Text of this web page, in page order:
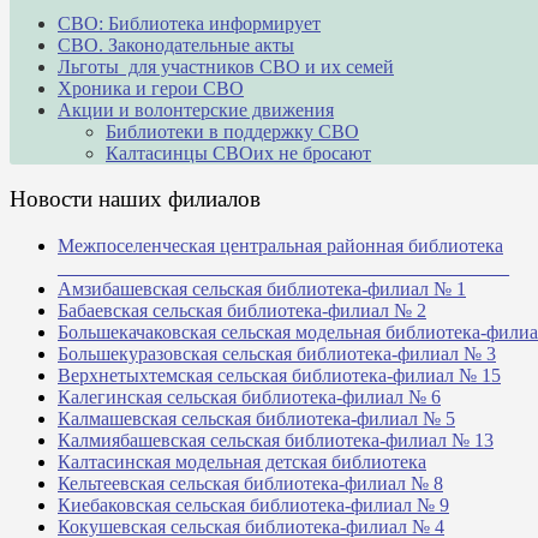
СВО: Библиотека информирует
СВО. Законодательные акты
Льготы для участников СВО и их семей
Хроника и герои СВО
Акции и волонтерские движения
Библиотеки в поддержку СВО
Калтасинцы СВОих не бросают
Новости наших филиалов
Межпоселенческая центральная районная библиотека
Амзибашевская сельская библиотека-филиал № 1
Бабаевская сельская библиотека-филиал № 2
Большекачаковская сельская модельная библиотека-
Большекуразовская сельская библиотека-филиал № 3
Верхнетыхтемская сельская библиотека-филиал № 15
Калегинская сельская библиотека-филиал № 6
Калмашевская сельская библиотека-филиал № 5
Калмиябашевская сельская библиотека-филиал № 13
Калтасинская модельная детская библиотека
Кельтеевская сельская библиотека-филиал № 8
Киебаковская сельская библиотека-филиал № 9
Кокушевская сельская библиотека-филиал № 4